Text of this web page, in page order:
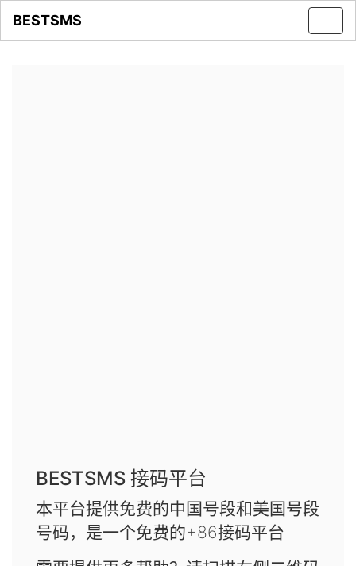
BESTSMS
BESTSMS 接码平台
本平台提供免费的中国号段和美国号段
号码，是一个免费的+86接码平台